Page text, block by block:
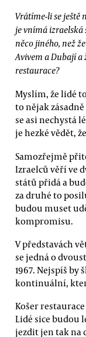
Vrátíme-li se ještě
je vnímá izraelská
něco jiného, než
Avivem a Dubají
restaurace?
Myslím, že lidé
to nějak
se asi nechystá
je hezké vědět,
Samozřejmě
Izraelců věří ve
států přidá a
za druhé to
budou muset
kompromisu.
V představách
se jedná o
1967. Nejspíš by
kontinuální,
Košer
Lidé sice budou
jezdit jen tak na